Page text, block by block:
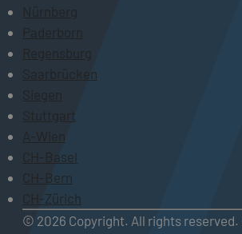
Nürnberg
Paderborn
Regensburg
Saarbrücken
Siegen
Stuttgart
A-Wien
CH-Basel
CH-Bern
CH-Zürich
© 2026 Copyright. All rights reserved.